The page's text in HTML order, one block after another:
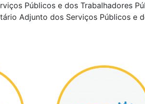
Públicos e dos Trabalhadores
Adjunto dos Serviços Públicos e